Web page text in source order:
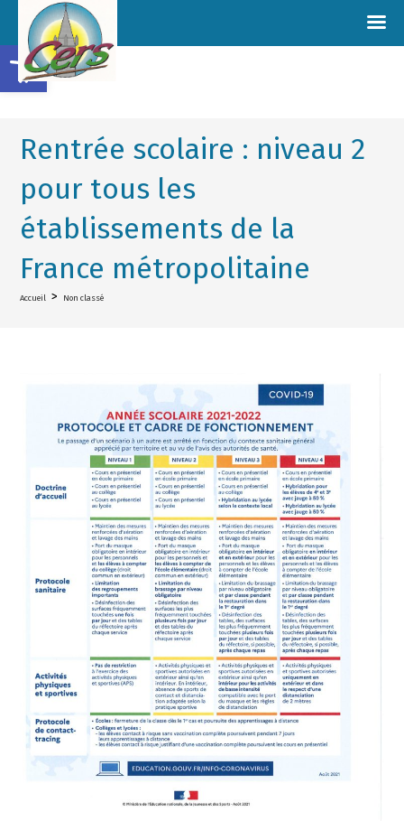
Rentrée scolaire : niveau 2
pour tous les
établissements de la
France métropolitaine
Accueil > Non classé
Ouvrir la barre d’outils